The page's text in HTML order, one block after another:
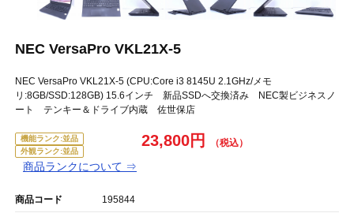
NEC VersaPro VKL21X-5
NEC VersaPro VKL21X-5 (CPU:Core i3 8145U 2.1GHz/メモ
リ:8GB/SSD:128GB) 15.6インチ 新品SSDへ交換済み NEC製ビジネスノ
ート テンキー＆ドライブ内蔵 佐世保店
機能ランク:並品
外観ランク:並品
商品ランクについて ⇒
23,800円
商品コード 195844